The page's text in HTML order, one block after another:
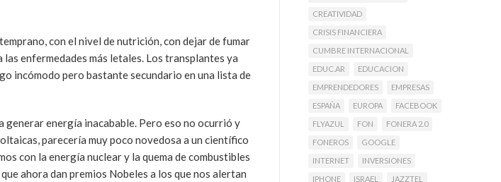
con el nivel de nutrición, con dejar de fumar
enfermedades más letales. Los transplantes ya
incómodo pero bastante secundario en una lista de
generar energía inacabable. Pero eso no ocurrió y
parecería muy poco novedosa a un científico
con la energía nuclear y la quema de combustibles
ahora dan premios Nobeles a los que nos alertan
CREATIVIDAD
CRISIS FINANCIERA
CUMBRE INTERNACIONAL
EDUC.AR
EDUCACION
EMPRENDEDORES
EMPRESAS
ESPAÑA
EUROPA
FACEBOOK
FLYAZUL
FON
FONERA 2.0
FONEROS
GOOGLE
INTERNET
INVERSIONES
IPHONE
ISRAEL
JAZZTEL